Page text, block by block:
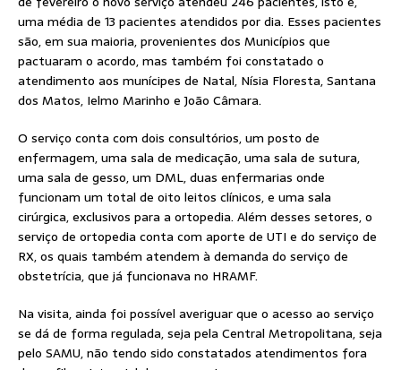
uma média de 13 pacientes atendidos por dia. Esses pacientes
são, em sua maioria, provenientes dos Municípios que
pactuaram o acordo, mas também foi constatado o
atendimento aos munícipes de Natal, Nísia Floresta, Santana
dos Matos, Ielmo Marinho e João Câmara.
O serviço conta com dois consultórios, um posto de
enfermagem, uma sala de medicação, uma sala de sutura,
uma sala de gesso, um DML, duas enfermarias onde
funcionam um total de oito leitos clínicos, e uma sala
cirúrgica, exclusivos para a ortopedia. Além desses setores, o
serviço de ortopedia conta com aporte de UTI e do serviço de
RX, os quais também atendem à demanda do serviço de
obstetrícia, que já funcionava no HRAMF.
Na visita, ainda foi possível averiguar que o acesso ao serviço
se dá de forma regulada, seja pela Central Metropolitana, seja
pelo SAMU, não tendo sido constatados atendimentos fora